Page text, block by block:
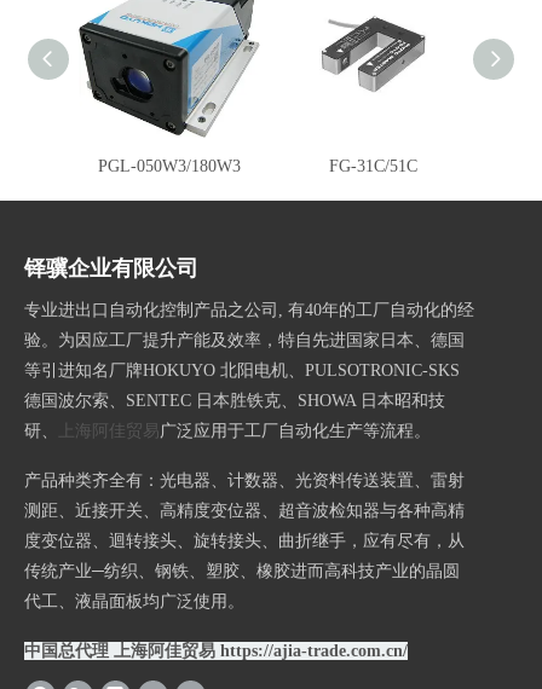
PGL-050W3/180W3 FG-31C/51C
铎骥企业有限公司
专业进出口自动化控制产品之公司, 有40年的工厂自动化的经
验。为因应工厂提升产能及效率，特自先进国家日本、德国
等引进知名厂牌HOKUYO 北阳电机、PULSOTRONIC-SKS
德国波尔索、SENTEC 日本胜铁克、SHOWA 日本昭和技
研、
上海阿佳贸易 广泛应用于工厂自动化生产等流程。
产品种类齐全有：光电器、计数器、光资料传送装置、雷射
测距、近接开关、高精度变位器、超音波检知器与各种高精
度变位器、迴转接头、旋转接头、曲折继手，应有尽有，从
传统产业─纺织、钢铁、塑胶、橡胶进而高科技产业的晶圆
代工、液晶面板均广泛使用。
中国总代理 上海阿佳贸易 https://ajia-trade.com.cn/